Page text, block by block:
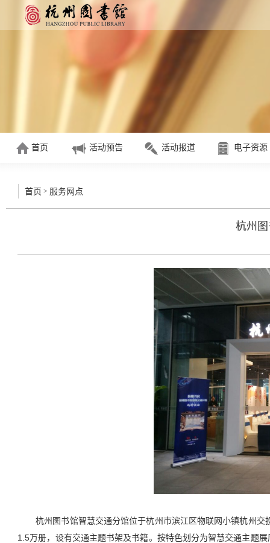
首页 活动预告 活动报道 电子资源
首页 > 服务网点
杭州
杭州图书馆智慧交通分馆位于杭州市滨江区物联网小镇杭州
1.5万册，设有交通主题书架及书籍。按特色划分为智慧交通主题